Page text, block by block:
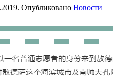
. Опубликовано Новости